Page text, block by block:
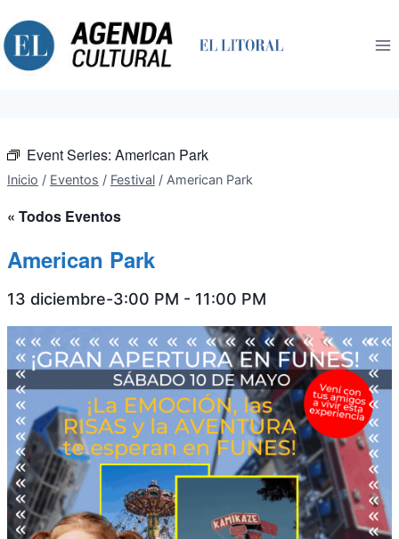
al
contenido
Event Series: American Park
Inicio / Eventos / Festival / American Park
« Todos Eventos
American Park
13 diciembre-3:00 PM - 11:00 PM